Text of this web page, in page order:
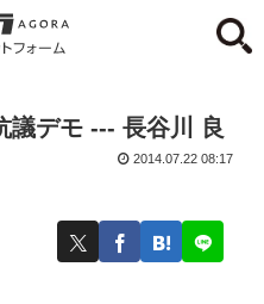
議デモ --- 長谷川 良
2014.07.22 08:17